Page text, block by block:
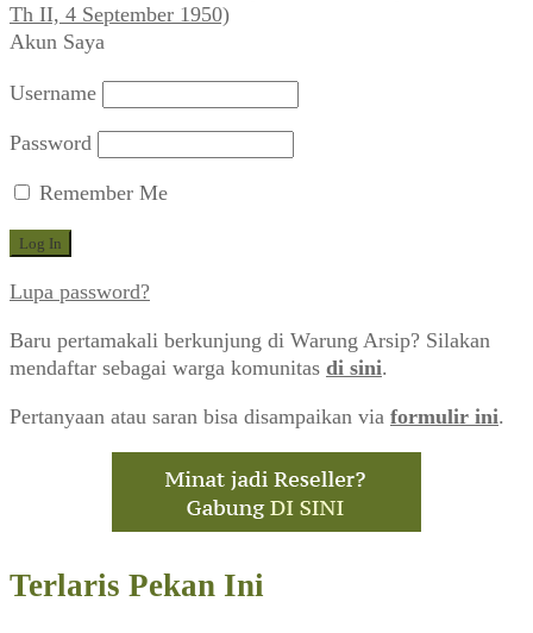
Th II, 4 September 1950)
Akun Saya
Username
Password
Remember Me
Lupa password?
Baru pertamakali berkunjung di Warung Arsip? Silakan
mendaftar sebagai warga komunitas di sini.
Pertanyaan atau saran bisa disampaikan via formulir ini.
Terlaris Pekan Ini